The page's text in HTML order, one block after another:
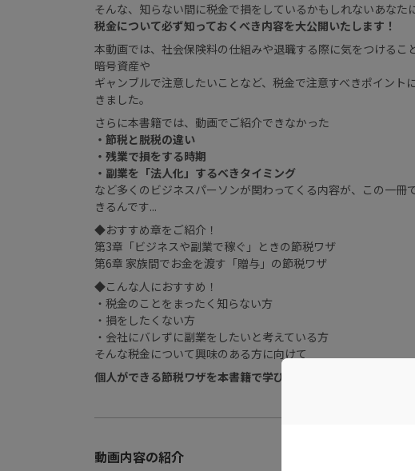
そんな、知らない間に税金で損をしているかもしれないあなた
税金について必ず知っておくべき内容を大公開いたします！
本動画では、社会保険料の仕組みや退職する際に気をつけるこ
暗号資産や
ギャンブルで注意したいことなど、税金で注意すべきポイント
きました。
さらに本書籍では、動画でご紹介できなかった
・節税と脱税の違い
・残業で損をする時期
・副業を「法人化」するべきタイミング
など多くのビジネスパーソンが関わってくる内容が、この一冊
きるんです...
◆おすすめ章をご紹介！
第3章「ビジネスや副業で稼ぐ」ときの節税ワザ
第6章 家族間でお金を渡す「贈与」の節税ワザ
◆こんな人におすすめ！
・税金のことをまったく知らない方
・損をしたくない方
・会社にバレずに副業をしたいと考えている方
そんな税金について興味のある方に向けて
個人ができる節税ワザを本書籍で学び、社会人として賢く生き
動画内容の紹介